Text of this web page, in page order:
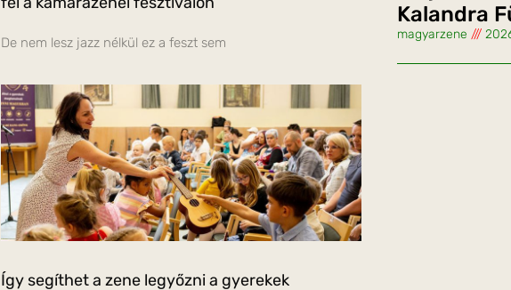
De nem lesz jazz nélkül ez a feszt sem
Így segíthet a zene legyőzni a gyerekek
Kalandra
magyarzene